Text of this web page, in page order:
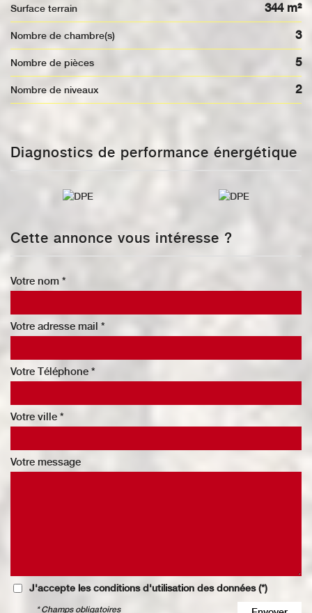
surface terrain 344 m²
Nombre de chambre(s) 3
Nombre de pièces 5
Nombre de niveaux 2
Diagnostics de performance énergétique
Cette annonce vous intéresse ?
Votre nom *
Votre adresse mail *
Votre Téléphone *
Votre ville *
Votre message
J'accepte les conditions d'utilisation des données (*)
* Champs obligatoires